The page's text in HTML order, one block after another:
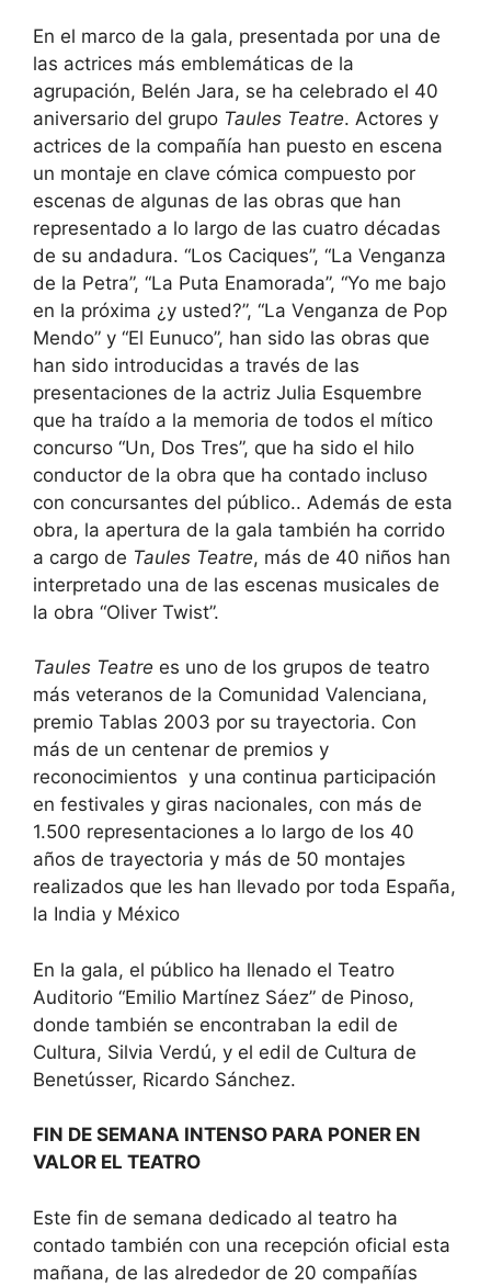
En el marco de la gala, presentada por una de
las actrices más emblemáticas de la
agrupación, Belén Jara, se ha celebrado el 40
aniversario del grupo Taules Teatre. Actores y
actrices de la compañía han puesto en escena
un montaje en clave cómica compuesto por
escenas de algunas de las obras que han
representado a lo largo de las cuatro décadas
de su andadura. “Los Caciques”, “La Venganza
de la Petra”, “La Puta Enamorada”, “Yo me bajo
en la próxima ¿y usted?”, “La Venganza de Pop
Mendo” y “El Eunuco”, han sido las obras que
han sido introducidas a través de las
presentaciones de la actriz Julia Esquembre
que ha traído a la memoria de todos el mítico
concurso “Un, Dos Tres”, que ha sido el hilo
conductor de la obra que ha contado incluso
con concursantes del público.. Además de esta
obra, la apertura de la gala también ha corrido
a cargo de Taules Teatre, más de 40 niños han
interpretado una de las escenas musicales de
la obra “Oliver Twist”.
Taules Teatre es uno de los grupos de teatro
más veteranos de la Comunidad Valenciana,
premio Tablas 2003 por su trayectoria. Con
más de un centenar de premios y
reconocimientos y una continua participación
en festivales y giras nacionales, con más de
1.500 representaciones a lo largo de los 40
años de trayectoria y más de 50 montajes
realizados que les han llevado por toda España,
la India y México
En la gala, el público ha llenado el Teatro
Auditorio “Emilio Martínez Sáez” de Pinoso,
donde también se encontraban la edil de
Cultura, Silvia Verdú, y el edil de Cultura de
Benetússer, Ricardo Sánchez.
FIN DE SEMANA INTENSO PARA PONER EN
VALOR EL TEATRO
Este fin de semana dedicado al teatro ha
contado también con una recepción oficial esta
mañana, de las alrededor de 20 compañías